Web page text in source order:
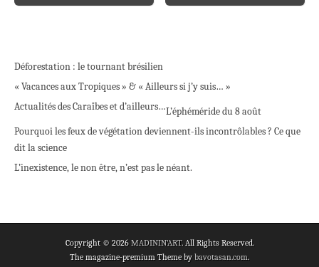
Déforestation : le tournant brésilien
« Vacances aux Tropiques » & « Ailleurs si j’y suis… »
Actualités des Caraïbes et d’ailleurs…L’éphéméride du 8 août
Pourquoi les feux de végétation deviennent-ils incontrôlables ? Ce que
dit la science
L’inexistence, le non être, n’est pas le néant.
Copyright © 2026 MADININ'ART. All Rights Reserved.
The magazine-premium Theme by bavotasan.com.